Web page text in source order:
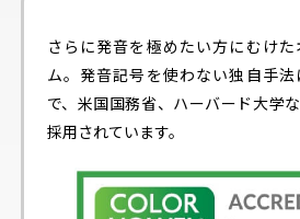
さらに発音を極めたい方にむけ
ム。発音記号を使わない独自手
で、米国国務省、ハーバード大学
採用されています。